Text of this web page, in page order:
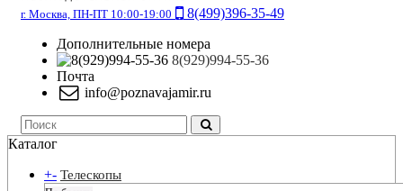
г. Москва, ПН-ПТ 10:00-19:00
8(499)396-35-49
Дополнительные номера
8(929)994-55-36
Почта
info@poznavajamir.ru
Каталог
+- Телескопы